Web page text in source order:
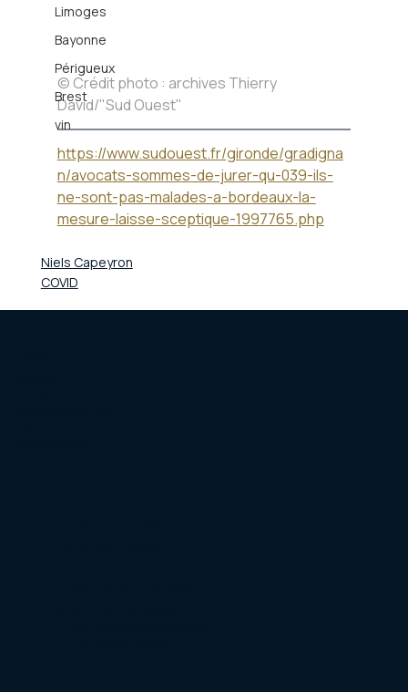
Limoges
Bayonne
Périgueux
Brest
vin
© Crédit photo : archives Thierry
David/"Sud Ouest"
https://www.sudouest.fr/gironde/gradigna
n/avocats-sommes-de-jurer-qu-039-ils-
ne-sont-pas-malades-a-bordeaux-la-
mesure-laisse-sceptique-1997765.php
Niels Capeyron
COVID